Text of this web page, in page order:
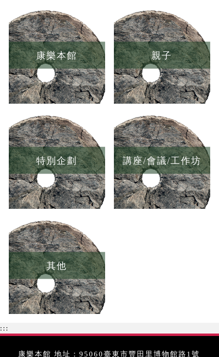
康樂本館 親子
特別企劃 講座/會議/工作坊
其他
:::
康樂本館 地址：95060臺東市豐田里博物館路1號